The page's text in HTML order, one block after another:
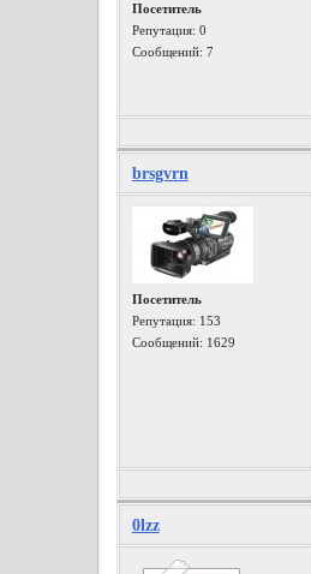
Посетитель
Репутация: 0
Сообщений: 7
brsgvrn
Посетитель
Репутация: 153
Сообщений: 1629
0lzz